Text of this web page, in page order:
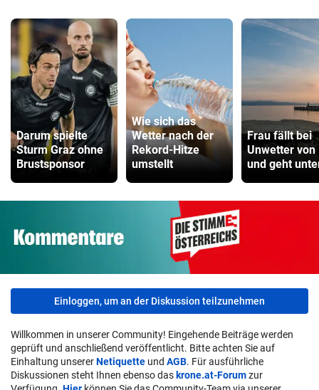
Darum spielte
Sturm Graz ohne
Brustsponsor
Wie sich das
Wetter nach der
Rekord-Hitze
umstellt
Frau fällt bei
Unwetter von
und geht
Einloggen, um an der Diskussion teilzunehmen
Willkommen in unserer Community! Eingehende Beiträge werden
geprüft und anschließend veröffentlicht. Bitte achten Sie auf
Einhaltung unsererNetiquette und AGB. Für ausführliche
Diskussionen steht Ihnen ebenso das krone.at-Forumzur